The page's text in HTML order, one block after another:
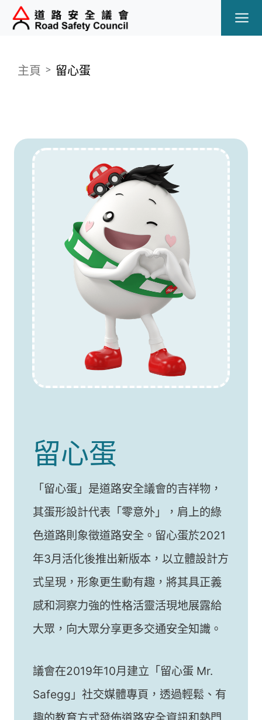
主頁 留心蛋
留心蛋
「留心蛋」是道路安全議會的吉祥物，
其蛋形設計代表「零意外」，肩上的綠
色道路則象徵道路安全。留心蛋於2021
年3月活化後推出新版本，以立體設計方
式呈現，形象更生動有趣，將其具正義
感和洞察力強的性格活靈活現地展露給
大眾，向大眾分享更多交通安全知識。
議會在2019年10月建立「留心蛋 Mr.
Safegg」社交媒體專頁，透過輕鬆、有